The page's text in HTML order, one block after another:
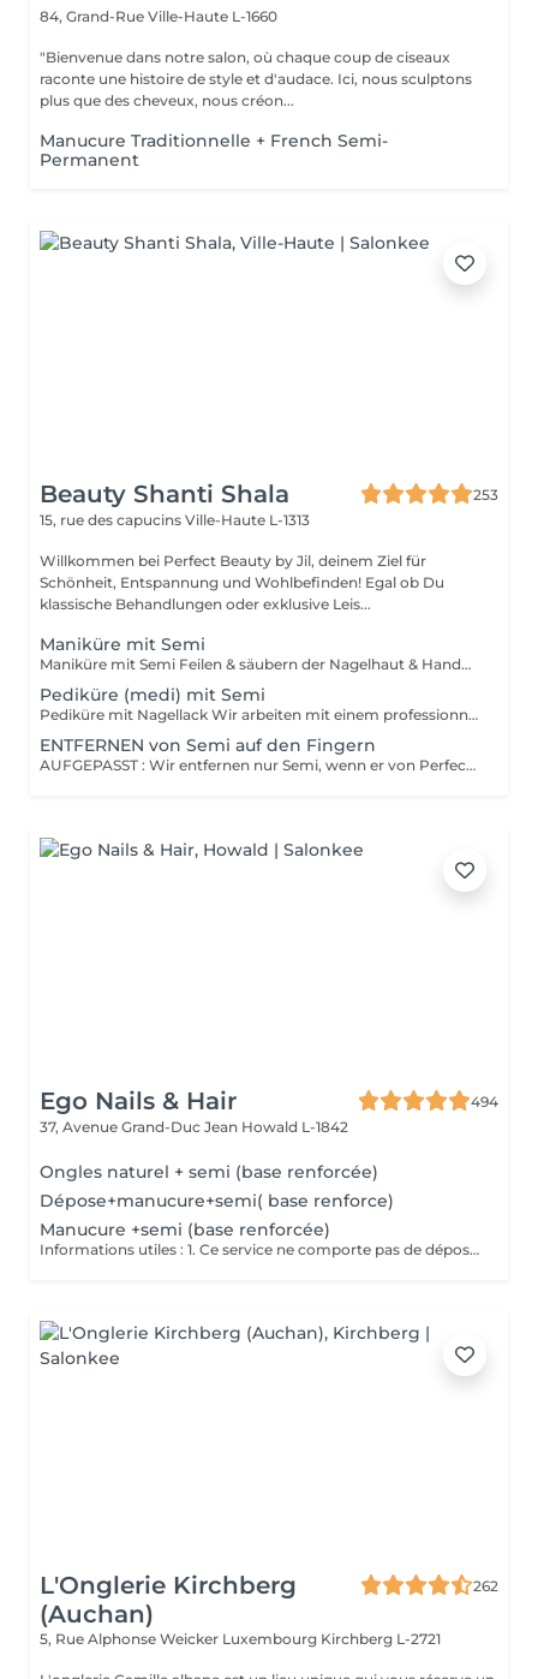
84, Grand-Rue Ville-Haute L-1660
"Bienvenue dans notre salon, où chaque coup de ciseaux
raconte une histoire de style et d'audace. Ici, nous sculptons
plus que des cheveux, nous créon...
Manucure Traditionnelle + French Semi-
Permanent
Beauty Shanti Shala
253
15, rue des capucins Ville-Haute L-1313
Willkommen bei Perfect Beauty by Jil, deinem Ziel für
Schönheit, Entspannung und Wohlbefinden! Egal ob Du
klassische Behandlungen oder exklusive Leis...
Maniküre mit Semi
Maniküre mit Semi Feilen & säubern der Nagelhaut & Handmassage Nagellack = ganz normaler Lack, den man selber mit Nagellackentferner abwischen kann. Hält 2-4 Tage auf Fingernägeln, 1 Monat auf Fussnägeln und muss bis zu 30min trocknen. Semi = wird unter einer LEDlampe getrocknet und sollte bei uns wieder entfernt werden (ist im Preis inbegriffen) . Hält 3 Wochen auf Fingernägeln, 4-5 Wochen auf Fussnägeln und ist direkt trocken. Kann die Nägel jedoch schädigen wenn es oft und ohne Pause gemacht wird.
Pediküre (medi) mit Semi
Pediküre mit Nagellack Wir arbeiten mit einem professionnellen Apparat der Marke RUCK, Fussbad, schneiden & feilen der Nägel, säubern der Nagelhaut, polieren der Nägel, entfernen von Hühneraugen, Hornhaut & von eingewachsenen Nägeln und Fussmassage Nagellack = ganz normaler Lack, den man selber mit Nagellackentferner abwischen kann. Hält 2-4 Tage auf Fingernägeln, 1 Monat auf Fussnägeln und muss bis zu 30min trocknen. Semi = wird unter einer LEDlampe getrocknet und sollte bei uns wieder entfernt werden (ist im Preis inbegriffen) . Hält 3 Wochen auf Fingernägeln, 4-5 Wochen auf Fussnägeln und ist direkt trocken. Kann die Nägel jedoch schädigen wenn es oft und ohne Pause gemacht wird.
ENTFERNEN von Semi auf den Fingern
AUFGEPASST : Wir entfernen nur Semi, wenn er von Perfect Beauty aufgetragen wurde und dies wird auch nicht berechnet, sondern ist im Preis vom Semi einbegriffen. Die Kunden die einen Termin buchen ohne die Politur bei uns haben lassen, werden wir leider ablehnen und der Termin wird verrechent weil Sie die Terminplan blockieren. Danke für dein Verständnis
Ego Nails & Hair
494
37, Avenue Grand-Duc Jean Howald L-1842
Ongles naturel + semi (base renforcée)
Dépose+manucure+semi( base renforce)
Manucure +semi (base renforcée)
Informations utiles : 1. Ce service ne comporte pas de dépose vos ongles doivent être nu pour ce service si vos ongles nécessite une dépose veuillez choisir la dépose adéquate merci. 2. Ce service ne comporte pas de French ni de Nails si vous en souhaitez il vous suffit de vous rendre dans la rubrique Nails art pour en ajouter merci. Description de la prestation : - Traitement des cuticules - limage des ongles - pose d'un Semi Permanent (1 couleur )
L'Onglerie Kirchberg
(Auchan)
262
5, Rue Alphonse Weicker Luxembourg Kirchberg L-2721